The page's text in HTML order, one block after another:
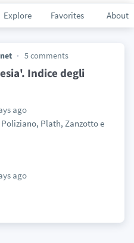
Explore Favorites About
5 comments
Indice degli
ago
Plath, Zanzotto e
ago